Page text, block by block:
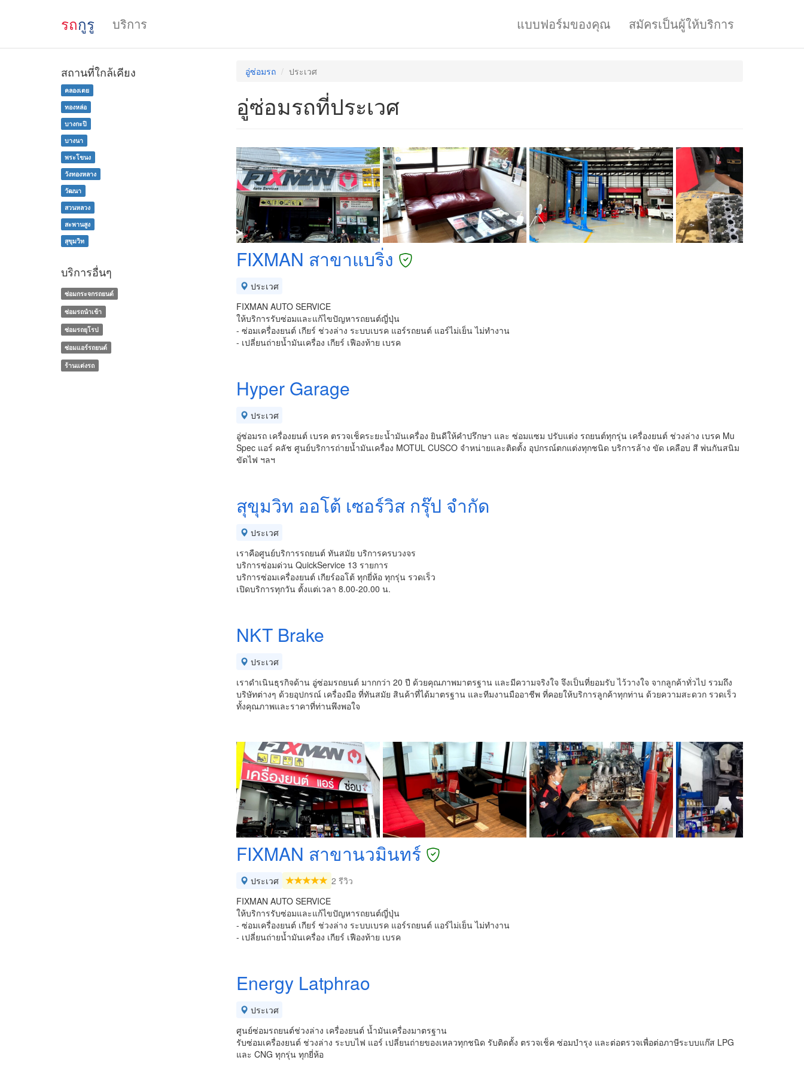
รถกูรู บริการ แบบฟอร์มของคุณ สมัครเป็นผู้ให้บริการ
อู่ซ่อมรถ ประเวศ
อู่ซ่อมรถที่ประเวศ
FIXMAN สาขาแบริ่ง
ประเวศ
FIXMAN AUTO SERVICE
ให้บริการรับซ่อมและแก้ไขปัญหารถยนต์ญี่ปุ่น
- ซ่อมเครื่องยนต์ เกียร์ ช่วงล่าง ระบบเบรค แอร์รถยนต์ แอร์ไม่เย็น ไม่ทำงาน
- เปลี่ยนถ่ายน้ำมันเครื่อง เกียร์ เฟืองท้าย เบรค
Hyper Garage
ประเวศ
อู่ซ่อมรถ เครื่องยนต์ เบรค ตรวจเช็คระยะน้ำมันเครื่อง ยินดีให้คำปรึกษา และ ซ่อมแซม ปรับแต่ง รถยนต์ทุกรุ่น เครื่องยนต์ ช่วงล่าง เบรค Mu
Spec แอร์ คลัช ศูนย์บริการถ่ายน้ำมันเครื่อง MOTUL CUSCO จำหน่ายและติดตั้ง อุปกรณ์ตกแต่งทุกชนิด บริการล้าง ขัด เคลือบ สี พ่นกันสนิม
ขัดไฟ ฯลฯ
สุขุมวิท ออโต้ เซอร์วิส กรุ๊ป จำกัด
ประเวศ
เราคือศูนย์บริการรถยนต์ ทันสมัย บริการครบวงจร
บริการซ่อมด่วน QuickService 13 รายการ
บริการซ่อมเครื่องยนต์ เกียร์ออโต้ ทุกยี่ห้อ ทุกรุ่น รวดเร็ว
เปิดบริการทุกวัน ตั้งแต่เวลา 8.00-20.00 น.
NKT Brake
ประเวศ
เราดำเนินธุรกิจด้าน อู่ซ่อมรถยนต์ มากกว่า 20 ปี ด้วยคุณภาพมาตรฐาน และมีความจริงใจ จึงเป็นที่ยอมรับ ไว้วางใจ จากลูกค้าทั่วไป รวมถึง
บริษัทต่างๆ ด้วยอุปกรณ์ เครื่องมือ ที่ทันสมัย สินค้าที่ได้มาตรฐาน และทีมงานมืออาชีพ ที่คอยให้บริการลูกค้าทุกท่าน ด้วยความสะดวก รวดเร็ว
ทั้งคุณภาพและราคาที่ท่านพึงพอใจ
FIXMAN สาขานวมินทร์
ประเวศ
2 รีวิว
FIXMAN AUTO SERVICE
ให้บริการรับซ่อมและแก้ไขปัญหารถยนต์ญี่ปุ่น
- ซ่อมเครื่องยนต์ เกียร์ ช่วงล่าง ระบบเบรค แอร์รถยนต์ แอร์ไม่เย็น ไม่ทำงาน
- เปลี่ยนถ่ายน้ำมันเครื่อง เกียร์ เฟืองท้าย เบรค
Energy Latphrao
ประเวศ
ศูนย์ซ่อมรถยนต์ช่วงล่าง เครื่องยนต์ น้ำมันเครื่องมาตรฐาน
รับซ่อมเครื่องยนต์ ช่วงล่าง ระบบไฟ แอร์ เปลี่ยนถ่ายของเหลวทุกชนิด รับติดตั้ง ตรวจเช็ค ซ่อมบำรุง และต่อตรวจเพื่อต่อภาษีระบบแก๊ส LPG
และ CNG ทุกรุ่น ทุกยี่ห้อ
สถานที่ใกล้เคียง
คลองเตย
ทองหล่อ
บางกะปิ
บางนา
พระโขนง
วังทองหลาง
วัฒนา
สวนหลวง
สะพานสูง
สุขุมวิท
บริการอื่นๆ
ซ่อมกระจกรถยนต์
ซ่อมรถนำเข้า
ซ่อมรถยุโรป
ซ่อมแอร์รถยนต์
ร้านแต่งรถ